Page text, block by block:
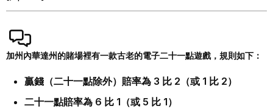
加州內華達州的賭場裡有一款古老的電子二十一點遊戲，規則如下：
贏錢（二十一點除外）賠率為 3 比 2（或 1 比 2）
二十一點賠率為 6 比 1（或 5 比 1）